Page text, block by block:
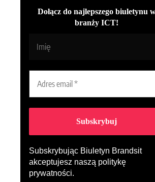
Dołącz do najlepszego biuletynu
branży ICT!
Subskrybując Biuletyn Brandsit
akceptujesz naszą politykę
prywatności.